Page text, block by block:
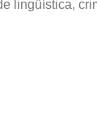
lingüística,